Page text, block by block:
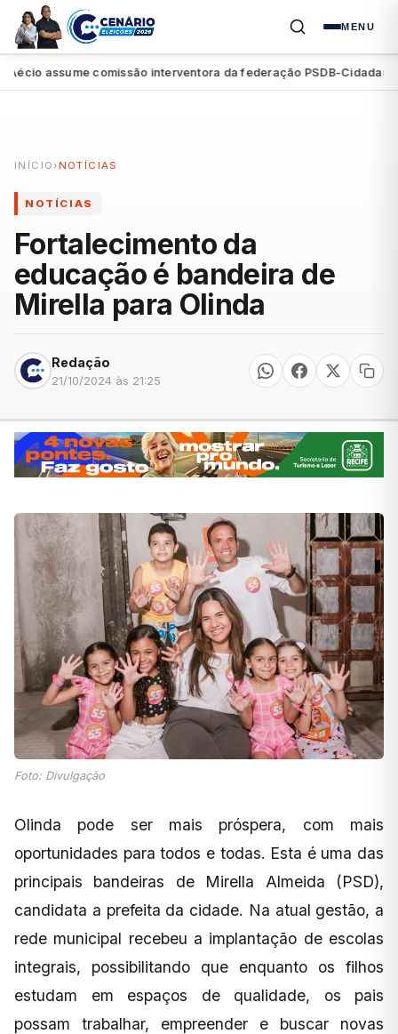
MENU
assume comissão interventora da federação PSDB-Cidadania em
INÍCIO › NOTÍCIAS
NOTÍCIAS
Fortalecimento da
educação é bandeira de
Mirella para Olinda
Redação
21/10/2024 às 21:25
Foto: Divulgação
Olinda pode ser mais próspera, com mais
oportunidades para todos e todas. Esta é uma das
principais bandeiras de Mirella Almeida (PSD),
candidata a prefeita da cidade. Na atual gestão, a
rede municipal recebeu a implantação de escolas
integrais, possibilitando que enquanto os filhos
estudam em espaços de qualidade, os pais
possam trabalhar, empreender e buscar novas